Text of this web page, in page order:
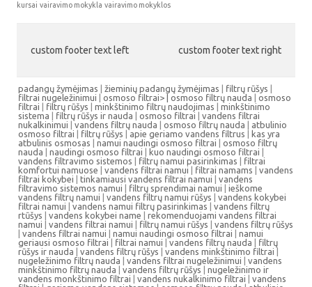
kursai vairavimo mokykla vairavimo mokyklos
custom footer text left custom footer text right
padangų žymėjimas žieminių padangų žymėjimas filtrų rūšys
filtrai nugeležinimui
osmoso filtrai> | osmoso filtrų nauda
osmoso
filtrai
filtrų rūšys minkštinimo filtrų naudojimas
minkštinimo
sistema
filtrų rūšys ir nauda osmoso filtrai
vandens filtrai
nukalkinimui
vandens filtrų nauda osmoso filtrų nauda
atbulinio
osmoso filtrai
filtrų rūšys apie geriamo vandens filtrus
kas yra
atbulinis osmosas
namui naudingi osmoso filtrai
osmoso filtrų
nauda
naudingi osmoso filtrai kuo naudingi osmoso filtrai
vandens filtravimo sistemos
filtrų namui pasirinkimas
filtrai
komfortui namuose
vandens filtrai namui filtrai namams
vandens
filtrai kokybei
tinkamiausi vandens filtrai namui
vandens
filtravimo sistemos namui
filtrų sprendimai namui
ieškome
vandens filtrų namui
vandens filtrų namui rūšys
vandens kokybei
filtrai namui
vandens namui filtrų pasirinkimas
vandens filtrų
rtūšys
vandens kokybei name
rekomenduojami vandens filtrai
namui
vandens filtrai namui filtrų namui rūšys
vandens filtrų rūšys
vandens filtrai namui namui naudingi osmoso filtrai
namui
geriausi osmoso filtrai
filtrai namui vandens filtrų nauda
filtrų
rūšys ir nauda
vandens filtrų rūšys vandens minkštinimo filtrai
nugeležinimo filtrų nauda
vandens filtrai nugeležinimui
vandens
minkštinimo filtrų nauda
vandens filtrų rūšys
nugeležinimo ir
vandens monkštinimo filtrai
vandens nukalkinimo filtrai
vandens